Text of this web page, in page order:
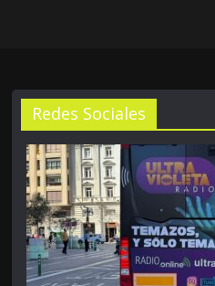
Redes Sociales